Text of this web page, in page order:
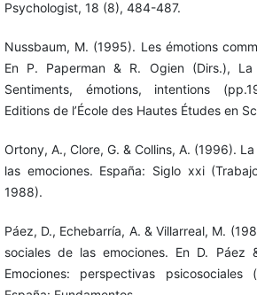
Psychologist, 18 (8), 484-487.
Nussbaum, M. (1995). Les émotions
En P. Paperman & R. Ogien (Dirs.),
Sentiments, émotions, intentions
Editions de l’École des Hautes Études en
Ortony, A., Clore, G. & Collins, A. (1996).
las emociones. España: Siglo xxi
1988).
Páez, D., Echebarría, A. & Villarreal, M.
sociales de las emociones. En D. Páez
Emociones: perspectivas